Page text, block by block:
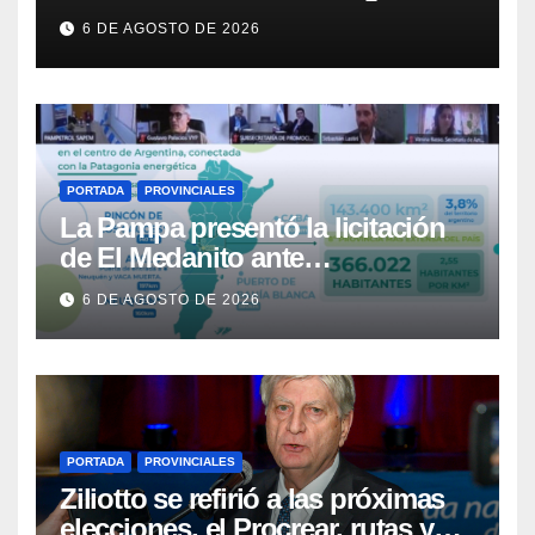
contra de la Ley de Propiedad
Privada
6 DE AGOSTO DE 2026
PORTADA PROVINCIALES
La Pampa presentó la licitación
de El Medanito ante
representaciones diplomáticas
6 DE AGOSTO DE 2026
PORTADA PROVINCIALES
Ziliotto se refirió a las próximas